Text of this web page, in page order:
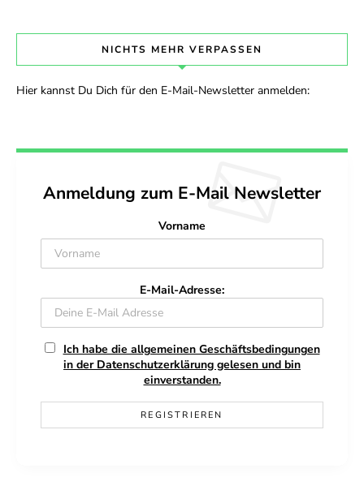
NICHTS MEHR VERPASSEN
Hier kannst Du Dich für den E-Mail-Newsletter anmelden:
Anmeldung zum E-Mail Newsletter
Vorname
E-Mail-Adresse:
Ich habe die allgemeinen Geschäftsbedingungen
in der Datenschutzerklärung gelesen und bin
einverstanden.